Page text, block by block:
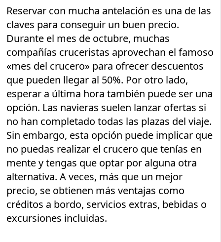
Reservar con mucha antelación es una de las
claves para conseguir un buen precio.
Durante el mes de octubre, muchas
compañías cruceristas aprovechan el famoso
«mes del crucero» para ofrecer descuentos
que pueden llegar al 50%. Por otro lado,
esperar a última hora también puede ser una
opción. Las navieras suelen lanzar ofertas si
no han completado todas las plazas del viaje.
Sin embargo, esta opción puede implicar que
no puedas realizar el crucero que tenías en
mente y tengas que optar por alguna otra
alternativa. A veces, más que un mejor
precio, se obtienen más ventajas como
créditos a bordo, servicios extras, bebidas o
excursiones incluidas.